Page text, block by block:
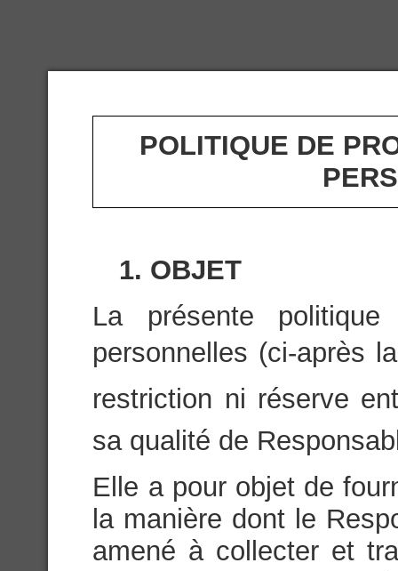
POLITIQUE DE
1. OBJET
La présente
personnelles (ci-après
restriction ni réserve
sa qualité de
Elle a pour objet de
la manière dont le
amené à collecter et